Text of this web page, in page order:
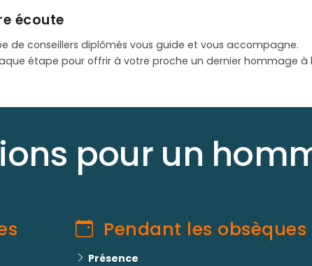
écoute
de conseillers diplômés vous guide et vous accompagne.
étape pour offrir à votre proche un dernier hommage
pour un
Pendant les obsèques
Présence